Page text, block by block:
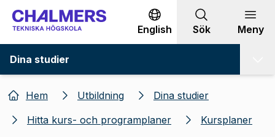
Gå till innehållet
English Sök Meny
Dina studier
Hem Utbildning
Dina studier
Hitta kurs- och programplaner
Kursplaner